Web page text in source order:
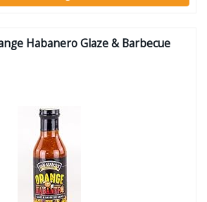
Habanero Glaze & Barbecue